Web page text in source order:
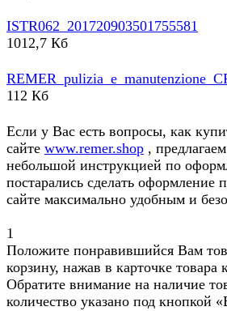
ISTR062_201720903501755581
1012,7 Кб
112 Кб
Если у Вас есть вопросы, как
сайте www.remer.shop ,
небольшой инструкцией по
постарались сделать оформление
сайте максимально удобным и
1
Положите понравившийся Вам
корзину, нажав в карточке товара
Обратите внимание на наличие
количество указано под кнопкой